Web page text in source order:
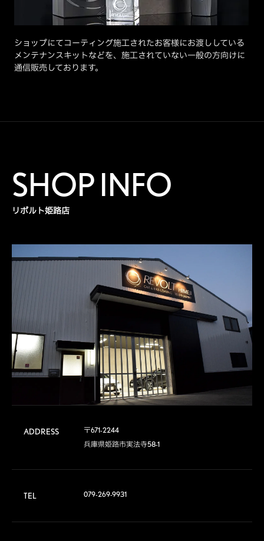
ショップにてコーティング施工されたお客様にお渡ししている
メンテナンスキットなどを、施工されていない一般の方向けに
通信販売しております。
SHOP INFO
リボルト姫路店
ADDRESS
〒671-2244
兵庫県姫路市実法寺58-1
TEL 079-269-9931